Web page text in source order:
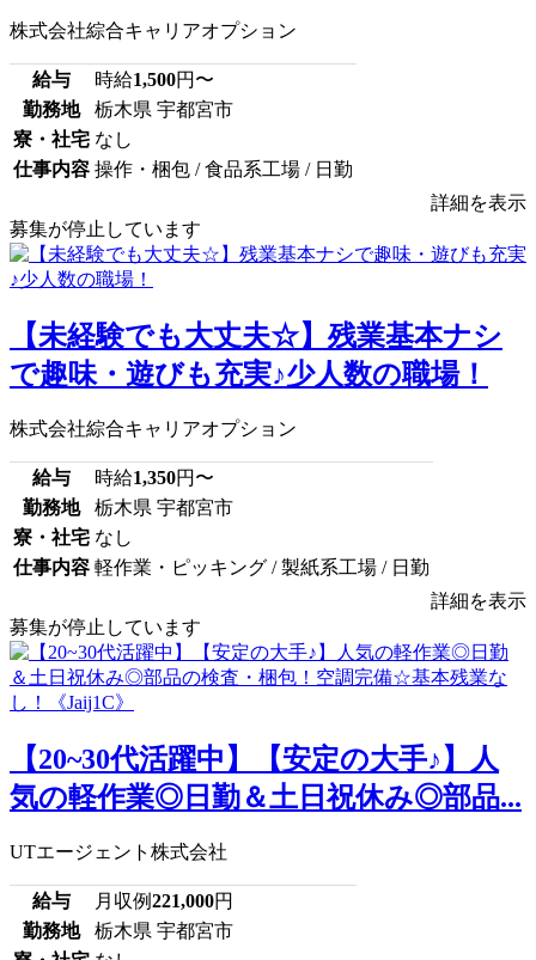
株式会社綜合キャリアオプション
給与 時給1,500円〜
勤務地
栃木県 宇都宮市
寮・社宅 なし
仕事内容 操作・梱包 / 食品系工場 / 日勤
詳細を表示
募集が停止しています
【未経験でも大丈夫☆】残業基本ナシ
で趣味・遊びも充実♪少人数の職場！
株式会社綜合キャリアオプション
給与 時給1,350円〜
勤務地
栃木県 宇都宮市
寮・社宅 なし
仕事内容 軽作業・ピッキング / 製紙系工場 / 日勤
詳細を表示
募集が停止しています
【20~30代活躍中】【安定の大手♪】人
気の軽作業◎日勤＆土日祝休み◎部品...
UTエージェント株式会社
給与 月収例221,000円
勤務地
栃木県 宇都宮市